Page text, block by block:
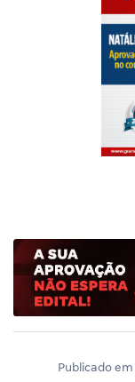
Publicado em